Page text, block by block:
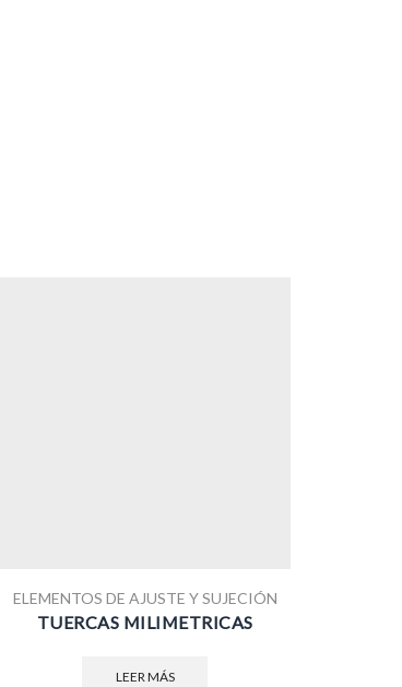
ELEMENTOS DE AJUSTE Y SUJECIÓN
TUERCAS MILIMETRICAS
LEER MÁS